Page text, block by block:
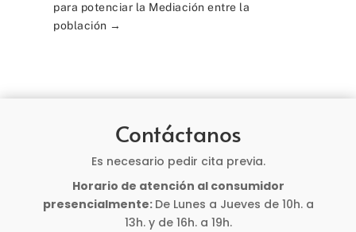
para potenciar la Mediación entre la
población →
Contáctanos
Es necesario pedir cita previa.
Horario de atención al consumidor
presencialmente: De Lunes a Jueves de 10h. a
13h. y de 16h. a 19h.